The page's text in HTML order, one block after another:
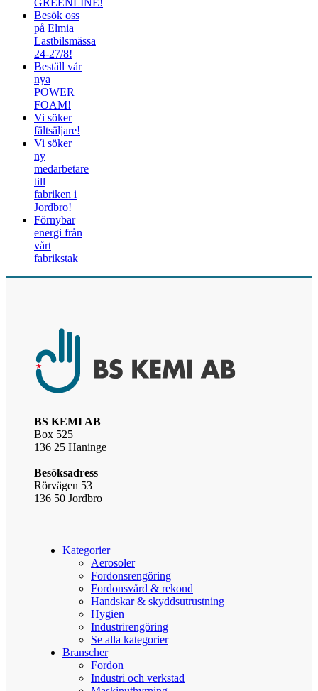
Besök oss
på Elmia
Lastbilsmässa
24-27/8!
Beställ vår
nya
POWER
FOAM!
Vi söker
fältsäljare!
Vi söker
ny
medarbetare
till
fabriken i
Jordbro!
Förnybar
energi från
vårt
fabrikstak
BS KEMI AB
Box 525
136 25 Haninge
Besöksadress
Rörvägen 53
136 50 Jordbro
Kategorier
Aerosoler
Fordonsrengöring
Fordonsvård & rekond
Handskar & skyddsutrustning
Hygien
Industrirengöring
Se alla kategorier
Branscher
Fordon
Industri och verkstad